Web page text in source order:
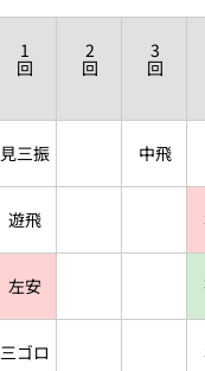
1
回
2
回
3
回
見三振 中飛
遊飛
左安
三ゴロ